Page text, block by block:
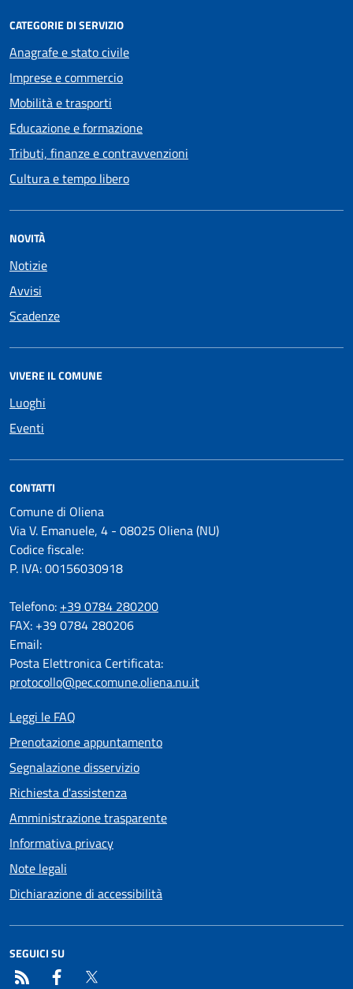
CATEGORIE DI SERVIZIO
Anagrafe e stato civile
Imprese e commercio
Mobilità e trasporti
Educazione e formazione
Tributi, finanze e contravvenzioni
Cultura e tempo libero
NOVITÀ
Notizie
Avvisi
Scadenze
VIVERE IL COMUNE
Luoghi
Eventi
CONTATTI
Comune di Oliena
Via V. Emanuele, 4 - 08025 Oliena (NU)
Codice fiscale:
P. IVA: 00156030918
Telefono: +39 0784 280200
FAX: +39 0784 280206
Email:
Posta Elettronica Certificata:
protocollo@pec.comune.oliena.nu.it
Leggi le FAQ
Prenotazione appuntamento
Segnalazione disservizio
Richiesta d'assistenza
Amministrazione trasparente
Informativa privacy
Note legali
Dichiarazione di accessibilità
SEGUICI SU
RSS Facebook